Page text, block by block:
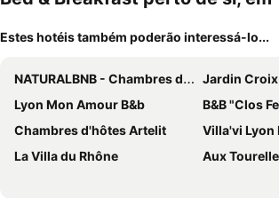
Estes hotéis também poderão interessá-lo...
NATURALBNB - Chambres d'hôtes au calme avec clim - Parking gratuit et sécurisé - Garage vélos et motos - Super petit déjeuner fait maison !
Jardin
Lyon Mon Amour B&b
B&B "Clos
Chambres d'hôtes Artelit
Villa'vi Lyon Est
La Villa du Rhône
Aux Tourelles